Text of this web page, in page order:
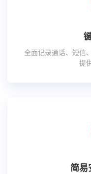
全面记录通话、短信
提
简易